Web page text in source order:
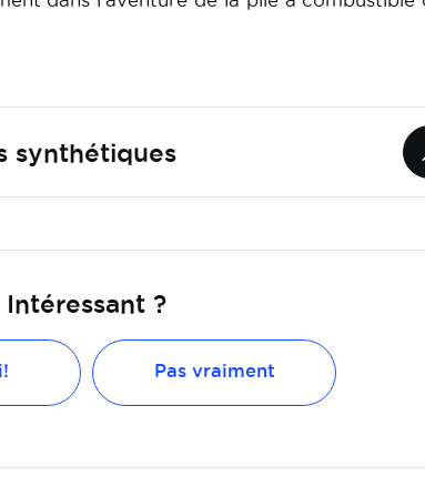
synthétiques
Intéressant ?
Pas vraiment